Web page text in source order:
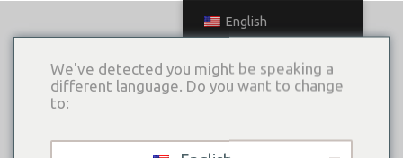
English
We've detected you might be speaking a
different language. Do you want to change
to: